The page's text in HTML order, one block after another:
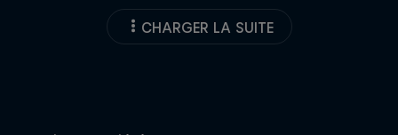
CHARGER LA SUITE